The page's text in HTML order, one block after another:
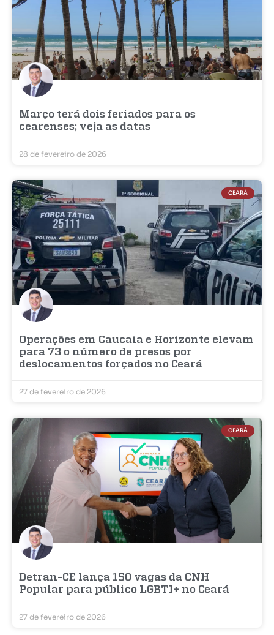
Março terá dois feriados para os
cearenses; veja as datas
28 de fevereiro de 2026
CEARÁ
Operações em Caucaia e Horizonte elevam
para 73 o número de presos por
deslocamentos forçados no Ceará
27 de fevereiro de 2026
CEARÁ
Detran-CE lança 150 vagas da CNH
Popular para público LGBTI+ no Ceará
27 de fevereiro de 2026